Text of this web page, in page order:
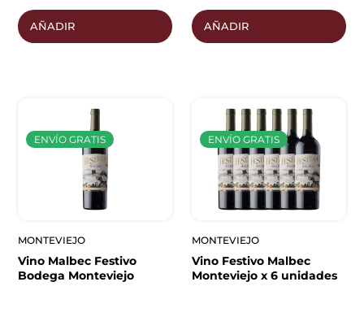
AÑADIR AÑADIR
ENVÍO GRATIS
MONTEVIEJO
Vino Malbec Festivo
Bodega Monteviejo
ENVÍO GRATIS
MONTEVIEJO
Vino Festivo Malbec
Monteviejo x 6 unidades